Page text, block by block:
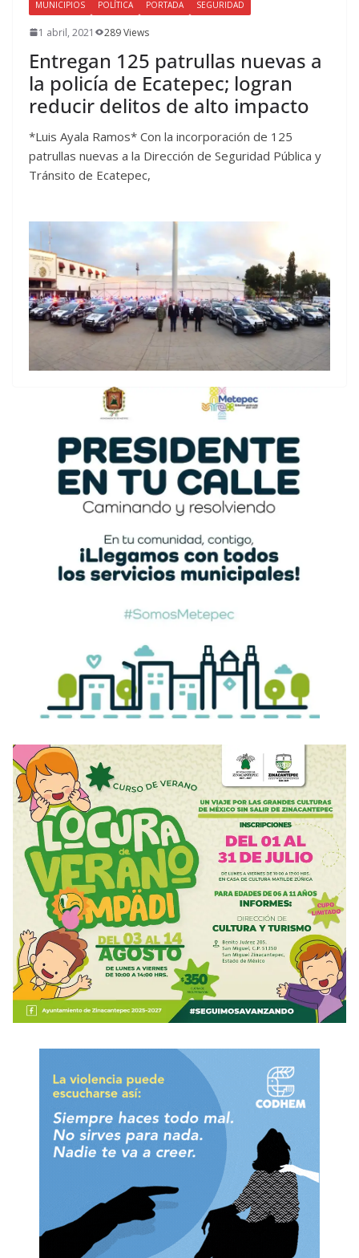
MUNICIPIOS POLÍTICA PORTADA SEGURIDAD
1 abril, 2021 289 Views
Entregan 125 patrullas nuevas a
la policía de Ecatepec; logran
reducir delitos de alto impacto
*Luis Ayala Ramos* Con la incorporación de 125
patrullas nuevas a la Dirección de Seguridad Pública y
Tránsito de Ecatepec,